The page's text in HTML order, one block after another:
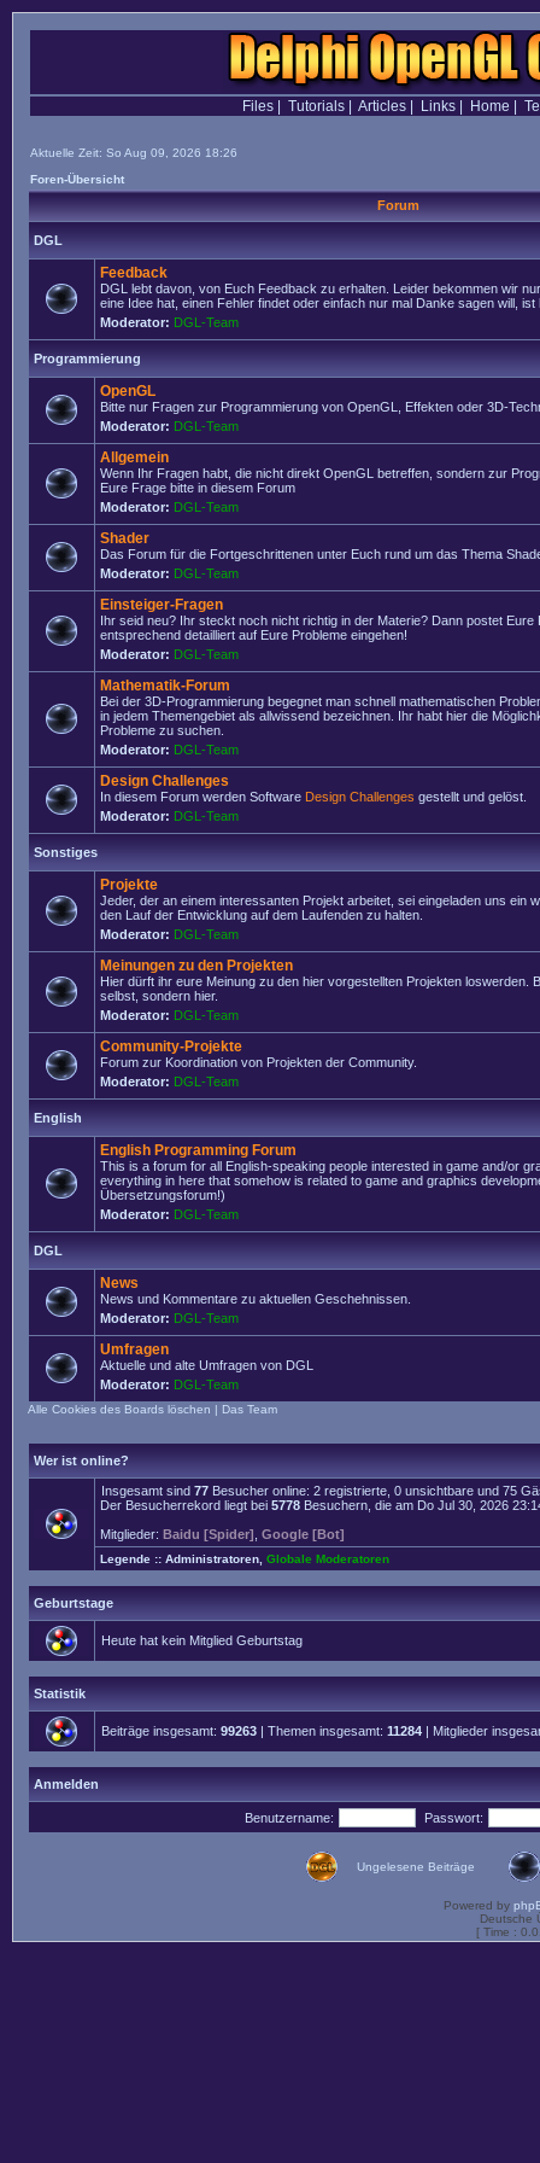
Files| Tutorials| Articles| Links| Home
Aktuelle Zeit: So Aug 09, 2026 18:26
Foren-Übersicht
Forum
DGL
Feedback
DGL lebt davon, von Euch Feedback zu erhalten. Leider bekommen wir
eine Idee hat, einen Fehler findet oder einfach nur mal Danke sagen will, ist
Moderator: DGL-Team
Programmierung
OpenGL
Bitte nur Fragen zur Programmierung von OpenGL, Effekten oder 3D-
Moderator: DGL-Team
Allgemein
Wenn Ihr Fragen habt, die nicht direkt OpenGL betreffen, sondern zur
Eure Frage bitte in diesem Forum
Moderator: DGL-Team
Shader
Das Forum für die Fortgeschrittenen unter Euch rund um das Thema
Moderator: DGL-Team
Einsteiger-Fragen
Ihr seid neu? Ihr steckt noch nicht richtig in der Materie? Dann postet Eure
entsprechend detailliert auf Eure Probleme eingehen!
Moderator: DGL-Team
Mathematik-Forum
Bei der 3D-Programmierung begegnet man schnell mathematischen
in jedem Themengebiet als allwissend bezeichnen. Ihr habt hier die
Probleme zu suchen.
Moderator: DGL-Team
Design Challenges
In diesem Forum werden Software Design Challenges gestellt und gelöst.
Moderator: DGL-Team
Sonstiges
Projekte
Jeder, der an einem interessanten Projekt arbeitet, sei eingeladen uns ein
den Lauf der Entwicklung auf dem Laufenden zu halten.
Moderator: DGL-Team
Meinungen zu den Projekten
Hier dürft ihr eure Meinung zu den hier vorgestellten Projekten loswerden.
selbst, sondern hier.
Moderator: DGL-Team
Community-Projekte
Forum zur Koordination von Projekten der Community.
Moderator: DGL-Team
English
English Programming Forum
This is a forum for all English-speaking people interested in game and/or
everything in here that somehow is related to game and graphics
Übersetzungsforum!)
Moderator: DGL-Team
DGL
News
News und Kommentare zu aktuellen Geschehnissen.
Moderator: DGL-Team
Umfragen
Aktuelle und alte Umfragen von DGL
Moderator: DGL-Team
Alle Cookies des Boards löschen | Das Team
Wer ist online?
Insgesamt sind 77 Besucher online: 2 registrierte, 0 unsichtbare und 75
Der Besucherrekord liegt bei 5778 Besuchern, die am Do Jul 30, 2026
Mitglieder: Baidu [Spider] Google [Bot]
Legende :: Administratoren Globale Moderatoren
Geburtstage
Heute hat kein Mitglied Geburtstag
Statistik
Beiträge insgesamt: 99263 | Themen insgesamt: 11284 | Mitglieder
Anmelden
Benutzername: Passwort:
Ungelesene Beiträge
Powered by
Deutsche
[ Time :